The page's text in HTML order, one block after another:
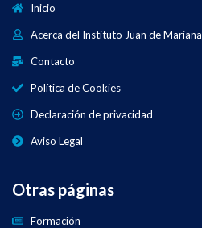
Inicio
Acerca del Instituto Juan de Mariana
Contacto
Política de Cookies
Declaración de privacidad
Aviso Legal
Otras páginas
Formación